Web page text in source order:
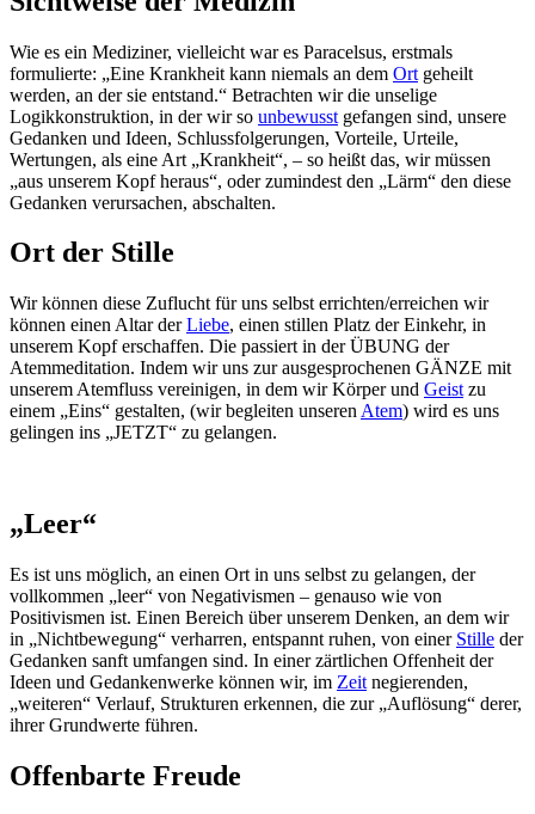
Wie es ein Mediziner, vielleicht war es Paracelsus, erstmals
formulierte: „Eine Krankheit kann niemals an dem Ort geheilt
werden, an der sie entstand.“ Betrachten wir die unselige
Logikkonstruktion, in der wir so unbewusst gefangen sind, unsere
Gedanken und Ideen, Schlussfolgerungen, Vorteile, Urteile,
Wertungen, als eine Art „Krankheit“, – so heißt das, wir müssen
„aus unserem Kopf heraus“, oder zumindest den „Lärm“ den diese
Gedanken verursachen, abschalten.
Ort der Stille
Wir können diese Zuflucht für uns selbst errichten/erreichen wir
können einen Altar derLiebe, einen stillen Platz der Einkehr, in
unserem Kopf erschaffen. Die passiert in der ÜBUNG der
Atemmeditation. Indem wir uns zur ausgesprochenen GÄNZE mit
unserem Atemfluss vereinigen, in dem wir Körper und Geist zu
einem „Eins“ gestalten, (wir begleiten unseren Atem) wird es uns
gelingen ins „JETZT“ zu gelangen.
„Leer“
Es ist uns möglich, an einen Ort in uns selbst zu gelangen, der
vollkommen „leer“ von Negativismen – genauso wie von
Positivismen ist. Einen Bereich über unserem Denken, an dem wir
in „Nichtbewegung“ verharren, entspannt ruhen, von einer Stille der
Gedanken sanft umfangen sind. In einer zärtlichen Offenheit der
Ideen und Gedankenwerke können wir, im Zeit negierenden,
„weiteren“ Verlauf, Strukturen erkennen, die zur „Auflösung“ derer,
ihrer Grundwerte führen.
Offenbarte Freude